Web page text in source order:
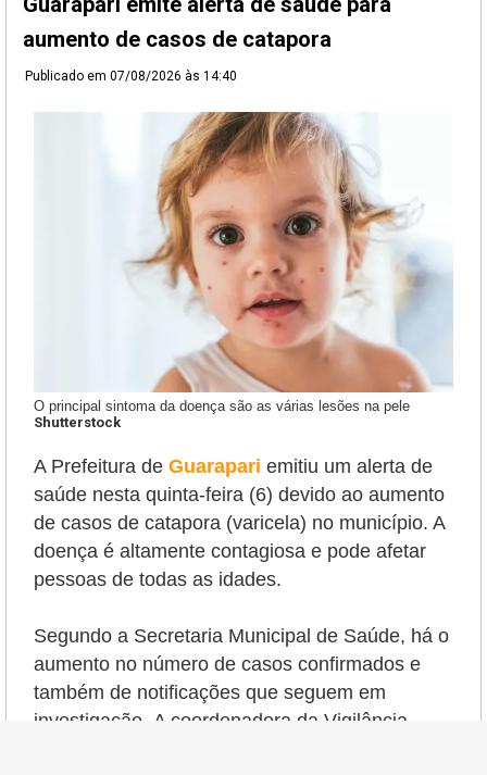
aumento de casos de catapora
Publicado em 07/08/2026 às 14:40
O principal sintoma da doença são as várias lesões na pele
Shutterstock
A Prefeitura de Guarapari emitiu um alerta de
saúde nesta quinta-feira (6) devido ao aumento
de casos de catapora (varicela) no município. A
doença é altamente contagiosa e pode afetar
pessoas de todas as idades.
Segundo a Secretaria Municipal de Saúde, há o
aumento no número de casos confirmados e
também de notificações que seguem em
investigação. A coordenadora da Vigilância,